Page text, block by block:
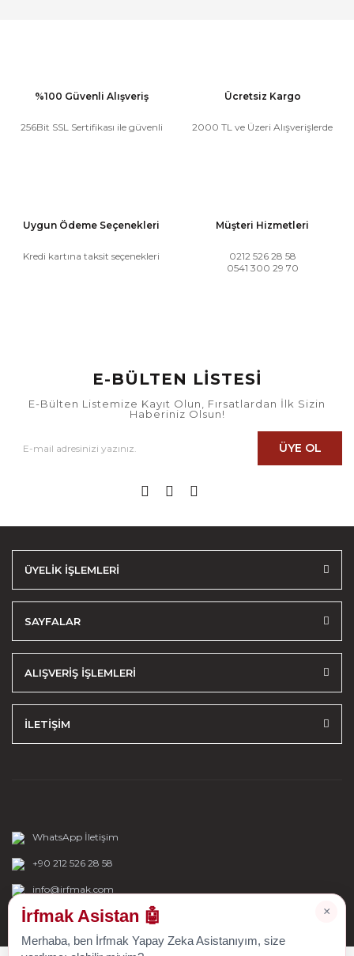
%100 Güvenli Alışveriş
256Bit SSL Sertifikası ile güvenli
Ücretsiz Kargo
2000 TL ve Üzeri Alışverişlerde
Uygun Ödeme Seçenekleri
Kredi kartına taksit seçenekleri
Müşteri Hizmetleri
0212 526 28 58
0541 300 29 70
E-BÜLTEN LİSTESİ
E-Bülten Listemize Kayıt Olun, Fırsatlardan İlk Sizin
Haberiniz Olsun!
ÜYE OL
ÜYELİK İŞLEMLERİ
SAYFALAR
ALIŞVERİŞ İŞLEMLERİ
İLETİŞİM
WhatsApp İletişim
+90 212 526 28 58
info@irfmak.com
×
İrfmak Asistan 🤖
Merhaba, ben İrfmak Yapay Zeka Asistanıyım, size